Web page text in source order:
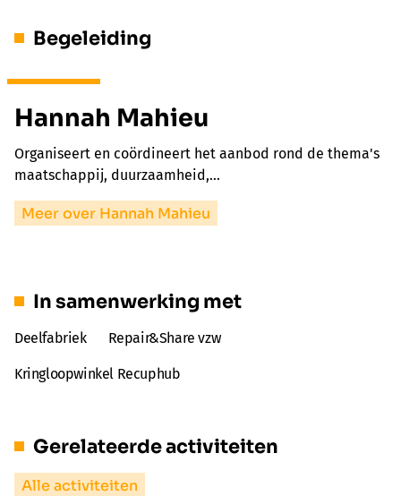
Begeleiding
Hannah Mahieu
Organiseert en coördineert het aanbod rond de thema's
maatschappij, duurzaamheid,…
Meer over Hannah Mahieu
In samenwerking met
Deelfabriek Repair&Share vzw
Kringloopwinkel Recuphub
Gerelateerde activiteiten
Alle activiteiten